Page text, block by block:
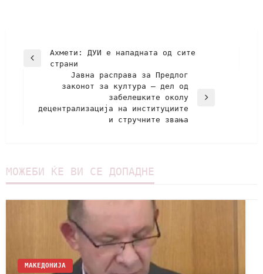
Ахмети: ДУИ е нападната од сите
страни
Јавна расправа за Предлог
законот за култура – дел од
забелешките околу
децентрализација на институциите
и стручните звања
МОЖЕБИ ЌЕ ВИ СЕ ДОПАДНЕ
МАКЕДОНИЈА